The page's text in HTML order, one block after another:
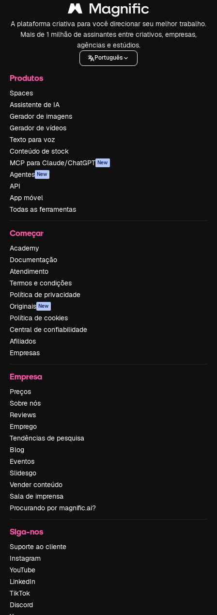
A plataforma criativa para você direcionar seu melhor trabalho.
Mais de 1 milhão de assinantes entre criativos, empresas,
agências e estúdios.
Português
Produtos
Spaces
Assistente de IA
Gerador de imagens
Gerador de vídeos
Texto para voz
Conteúdo de stock
MCP para Claude/ChatGPT New
Agentes New
API
App móvel
Todas as ferramentas
Começar
Academy
Documentação
Atendimento
Termos e condições
Política de privacidade
Originais New
Política de cookies
Central de confiabilidade
Afiliados
Empresas
Empresa
Preços
Sobre nós
Reviews
Emprego
Tendências de pesquisa
Blog
Eventos
Slidesgo
Vender conteúdo
Sala de imprensa
Procurando por magnific.ai?
Siga-nos
Suporte ao cliente
Instagram
YouTube
LinkedIn
TikTok
Discord